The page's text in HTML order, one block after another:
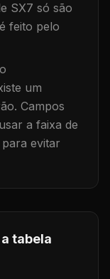
SX7 só são
feito pelo
um
Campos
a faixa de
evitar
tabela